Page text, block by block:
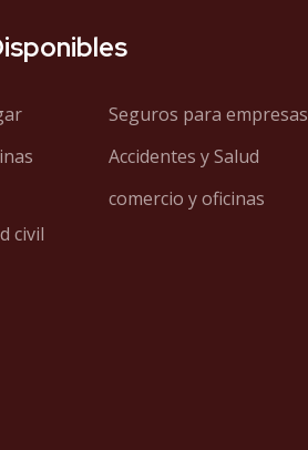
Seguros para empresas
Accidentes y Salud
civil
comercio y oficinas